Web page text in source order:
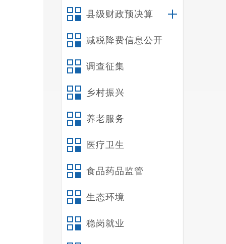
县级财政预决算
减税降费信息公开
调查征集
乡村振兴
养老服务
医疗卫生
食品药品监管
生态环境
稳岗就业